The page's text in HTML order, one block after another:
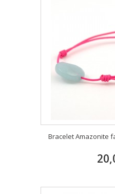
Bracelet Amazonite